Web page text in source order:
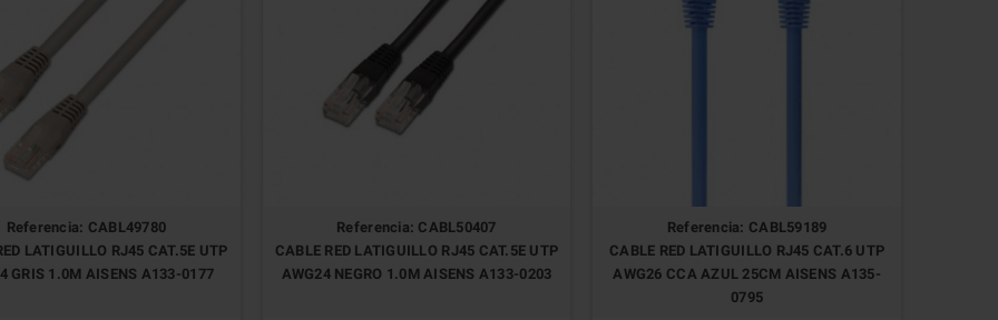
Referencia: CABL49780
LATIGUILLO RJ45 CAT.5E UTP
GRIS 1.0M AISENS A133-0177
Referencia: CABL50407
CABLE RED LATIGUILLO RJ45 CAT.5E UTP
AWG24 NEGRO 1.0M AISENS A133-0203
Referencia: CABL59189
CABLE RED LATIGUILLO RJ45 CAT.6 UTP
AWG26 CCA AZUL 25CM AISENS A135-
0795